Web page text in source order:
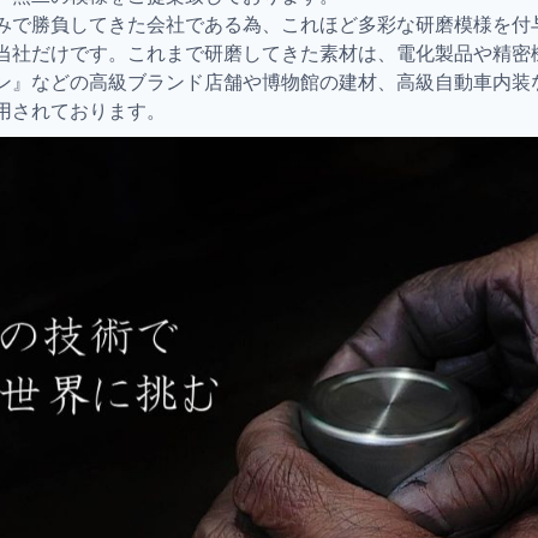
で勝負してきた会社である為、これほど多彩な研磨模様を付
社だけです。これまで研磨してきた素材は、電化製品や精密
』などの高級ブランド店舗や博物館の建材、高級自動車内装
されております。